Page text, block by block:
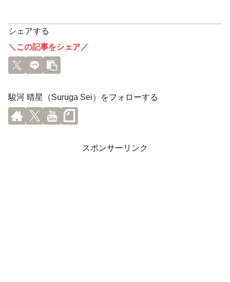
シェアする
＼この記事をシェア／
駿河 晴星（Suruga Sei）をフォローする
スポンサーリンク